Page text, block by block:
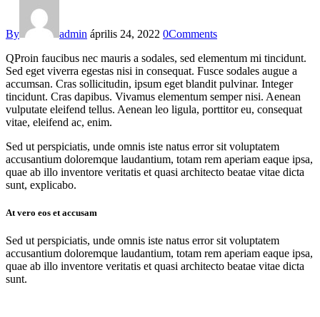
By admin április 24, 2022 0Comments
QProin faucibus nec mauris a sodales, sed elementum mi tincidunt.
Sed eget viverra egestas nisi in consequat. Fusce sodales augue a
accumsan. Cras sollicitudin, ipsum eget blandit pulvinar. Integer
tincidunt. Cras dapibus. Vivamus elementum semper nisi. Aenean
vulputate eleifend tellus. Aenean leo ligula, porttitor eu, consequat
vitae, eleifend ac, enim.
Sed ut perspiciatis, unde omnis iste natus error sit voluptatem
accusantium doloremque laudantium, totam rem aperiam eaque ipsa,
quae ab illo inventore veritatis et quasi architecto beatae vitae dicta
sunt, explicabo.
At vero eos et accusam
Sed ut perspiciatis, unde omnis iste natus error sit voluptatem
accusantium doloremque laudantium, totam rem aperiam eaque ipsa,
quae ab illo inventore veritatis et quasi architecto beatae vitae dicta
sunt.